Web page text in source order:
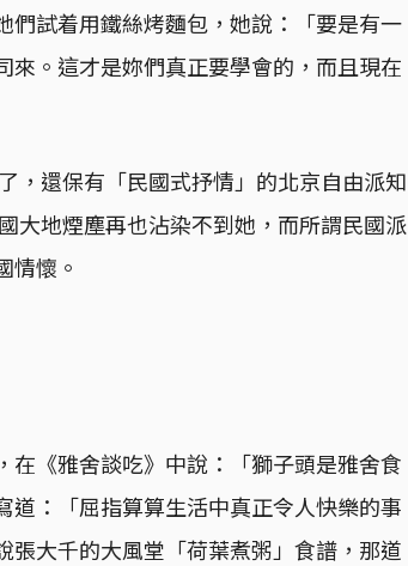
試着用鐵絲烤麵包，她說：「要是有一
。這才是妳們真正要學會的，而且現在
，還保有「民國式抒情」的北京自由派知
大地煙塵再也沾染不到她，而所謂民國派
情懷。
《雅舍談吃》中說：「獅子頭是雅舍食
：「屈指算算生活中真正令人快樂的事
大千的大風堂「荷葉煮粥」食譜，那道